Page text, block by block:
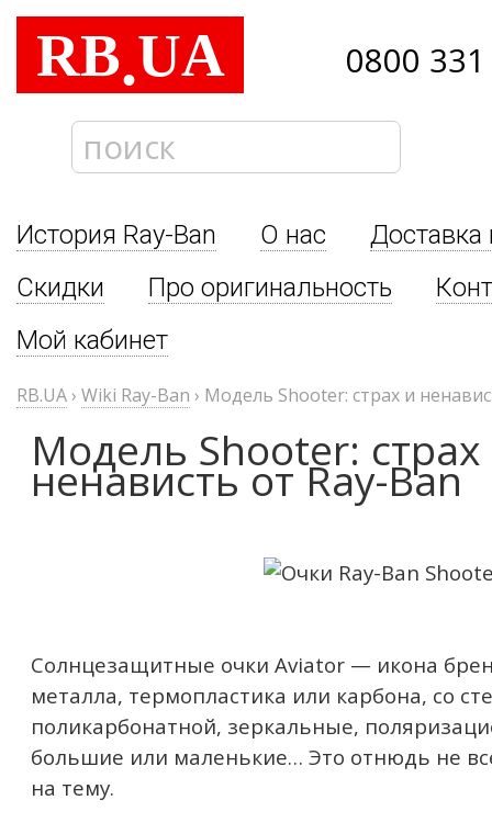
RB.UA 0800
История Ray-Ban О нас
Доставка
Скидки
Про оригинальность
Мой кабинет
RB.UA› Wiki Ray-Ban › Модель Shooter: страх и
Модель Shooter:
ненависть от Ray-Ban
Солнцезащитные очки Aviator — икона
металла, термопластика или карбона, со
поликарбонатной, зеркальные,
большие или маленькие… Это отнюдь не
на тему.